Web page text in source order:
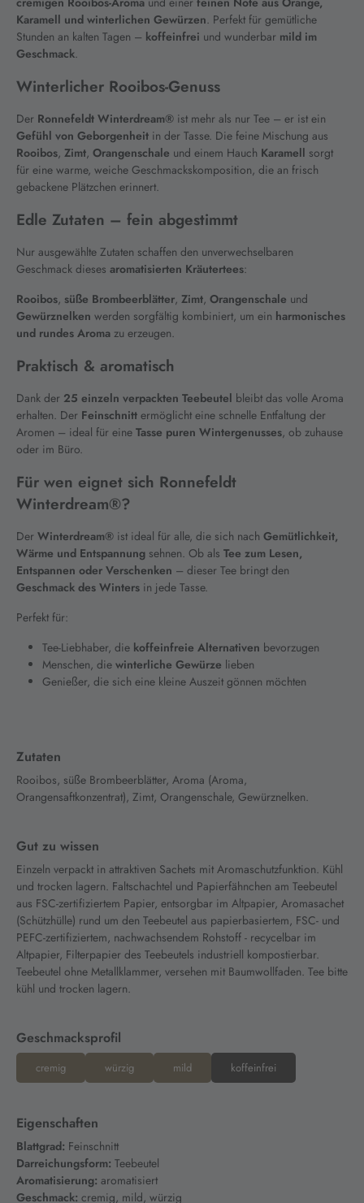
Karamell und winterlichen Gewürzen. Perfekt für gemütliche
Stunden an kalten Tagen – koffeinfrei und wunderbar mild im
Geschmack.
Winterlicher Rooibos-Genuss
Der Ronnefeldt Winterdream® ist mehr als nur Tee – er ist ein
Gefühl von Geborgenheit in der Tasse. Die feine Mischung aus
Rooibos, Zimt, Orangenschale und einem Hauch Karamell sorgt
für eine warme, weiche Geschmackskomposition, die an frisch
gebackene Plätzchen erinnert.
Edle Zutaten – fein abgestimmt
Nur ausgewählte Zutaten schaffen den unverwechselbaren
Geschmack dieses aromatisierten Kräutertees:
Rooibos, süße Brombeerblätter, Zimt, Orangenschale und
Gewürznelken werden sorgfältig kombiniert, um ein harmonisches
und rundes Aroma zu erzeugen.
Praktisch & aromatisch
Dank der 25 einzeln verpackten Teebeutel bleibt das volle Aroma
erhalten. Der Feinschnitt ermöglicht eine schnelle Entfaltung der
Aromen – ideal für eine Tasse puren Wintergenusses, ob zuhause
oder im Büro.
Für wen eignet sich Ronnefeldt
Winterdream®?
Der Winterdream® ist ideal für alle, die sich nach Gemütlichkeit,
Wärme und Entspannung sehnen. Ob als Tee zum Lesen,
Entspannen oder Verschenken – dieser Tee bringt den
Geschmack des Winters in jede Tasse.
Perfekt für:
Tee-Liebhaber, die koffeinfreie Alternativen bevorzugen
Menschen, die winterliche Gewürze lieben
Genießer, die sich eine kleine Auszeit gönnen möchten
Zutaten
Rooibos, süße Brombeerblätter, Aroma (Aroma,
Orangensaftkonzentrat), Zimt, Orangenschale, Gewürznelken.
Gut zu wissen
Einzeln verpackt in attraktiven Sachets mit Aromaschutzfunktion. Kühl
und trocken lagern. Faltschachtel und Papierfähnchen am Teebeutel
aus FSC-zertifiziertem Papier, entsorgbar im Altpapier, Aromasachet
(Schützhülle) rund um den Teebeutel aus papierbasiertem, FSC- und
PEFC-zertifiziertem, nachwachsendem Rohstoff - recycelbar im
Altpapier, Filterpapier des Teebeutels industriell kompostierbar.
Teebeutel ohne Metallklammer, versehen mit Baumwollfaden. Tee bitte
kühl und trocken lagern.
Geschmacksprofil
cremig würzig mild koffeinfrei
Eigenschaften
Blattgrad: Feinschnitt
Darreichungsform: Teebeutel
Aromatisierung: aromatisiert
Geschmack: cremig, mild, würzig